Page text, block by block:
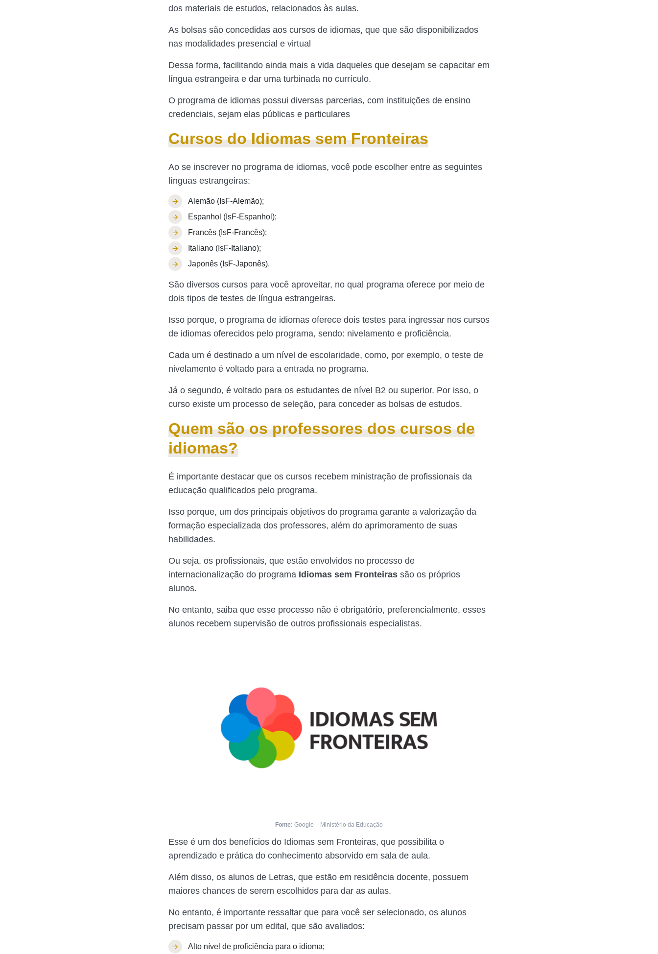
dos materiais de estudos, relacionados às aulas.
As bolsas são concedidas aos cursos de idiomas, que que são disponibilizados
nas modalidades presencial e virtual
Dessa forma, facilitando ainda mais a vida daqueles que desejam se capacitar em
língua estrangeira e dar uma turbinada no currículo.
O programa de idiomas possui diversas parcerias, com instituições de ensino
credenciais, sejam elas públicas e particulares
Cursos do Idiomas sem Fronteiras
Ao se inscrever no programa de idiomas, você pode escolher entre as seguintes
línguas estrangeiras:
Alemão (IsF-Alemão);
Espanhol (IsF-Espanhol);
Francês (IsF-Francês);
Italiano (IsF-Italiano);
Japonês (IsF-Japonês).
São diversos cursos para você aproveitar, no qual programa oferece por meio de
dois tipos de testes de língua estrangeiras.
Isso porque, o programa de idiomas oferece dois testes para ingressar nos cursos
de idiomas oferecidos pelo programa, sendo: nivelamento e proficiência.
Cada um é destinado a um nível de escolaridade, como, por exemplo, o teste de
nivelamento é voltado para a entrada no programa.
Já o segundo, é voltado para os estudantes de nível B2 ou superior. Por isso, o
curso existe um processo de seleção, para conceder as bolsas de estudos.
Quem são os professores dos cursos de
idiomas?
É importante destacar que os cursos recebem ministração de profissionais da
educação qualificados pelo programa.
Isso porque, um dos principais objetivos do programa garante a valorização da
formação especializada dos professores, além do aprimoramento de suas
habilidades.
Ou seja, os profissionais, que estão envolvidos no processo de
internacionalização do programa Idiomas sem Fronteiras são os próprios
alunos.
No entanto, saiba que esse processo não é obrigatório, preferencialmente, esses
alunos recebem supervisão de outros profissionais especialistas.
Fonte: Google – Ministério da Educação
Esse é um dos benefícios do Idiomas sem Fronteiras, que possibilita o
aprendizado e prática do conhecimento absorvido em sala de aula.
Além disso, os alunos de Letras, que estão em residência docente, possuem
maiores chances de serem escolhidos para dar as aulas.
No entanto, é importante ressaltar que para você ser selecionado, os alunos
precisam passar por um edital, que são avaliados:
Alto nível de proficiência para o idioma;